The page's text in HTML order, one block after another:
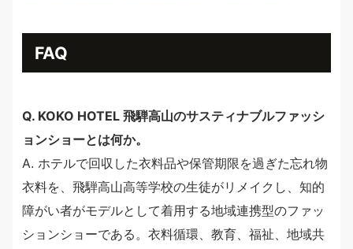
FAQ
Q. KOKO HOTEL 飛騨高山のサスティナブルファッシ
ョンショーとは何か。
A. ホテルで回収した衣料品や保管期限を過ぎた忘れ物
衣料を、飛騨高山高等学校の生徒がリメイクし、知的
障がい者がモデルとして着用する地域連携型のファッ
ションショーである。衣料循環、教育、福祉、地域共